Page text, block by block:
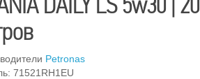
Petronas
71521RH1EU